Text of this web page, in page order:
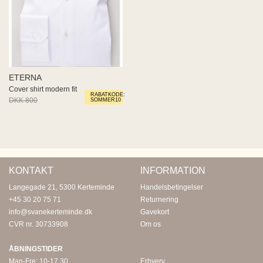
RABATKODE:
SOMMER10
ETERNA
Cover shirt modern fit
DKK 800
DKK 480
KONTAKT
Langegade 21, 5300 Kerteminde
+45 30 20 75 71
info@svanekerteminde.dk
CVR nr. 30733908
ÅBNINGSTIDER
Man-Fre: 10-17.30
INFORMATION
Handelsbetingelser
Returnering
Gavekort
Om os
Erhverv